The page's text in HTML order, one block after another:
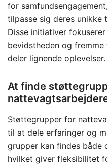
for
tilpasse sig deres unikke
Disse initiativer
bevidstheden og
deler lignende oplevelser.
At finde
Støttegrupper for
til at dele erfaringer og
grupper kan findes både
hvilket giver fleksibilitet